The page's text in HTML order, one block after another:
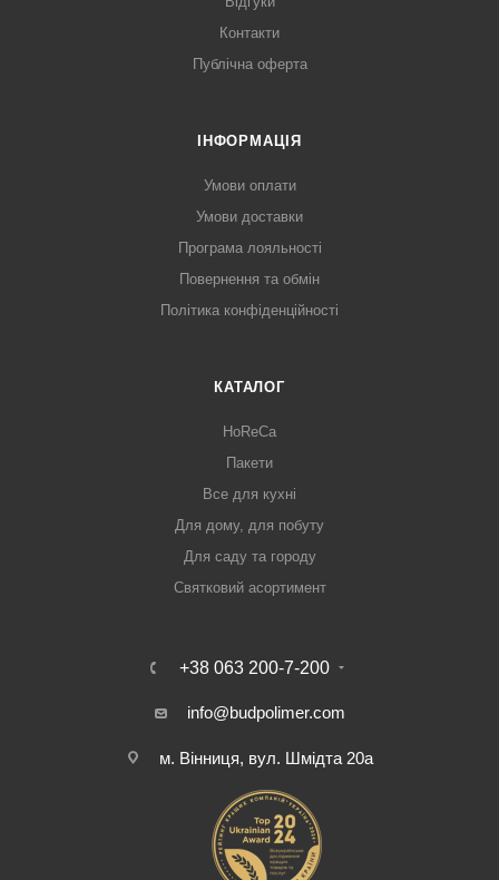
Контакти
Публічна оферта
ІНФОРМАЦІЯ
Умови оплати
Умови доставки
Програма лояльності
Повернення та обмін
Політика конфіденційності
КАТАЛОГ
HoReCa
Пакети
Все для кухні
Для дому, для побуту
Для саду та городу
Святковий асортимент
+38 063 200-7-200
info@budpolimer.com
м. Вінниця, вул. Шмідта 20а